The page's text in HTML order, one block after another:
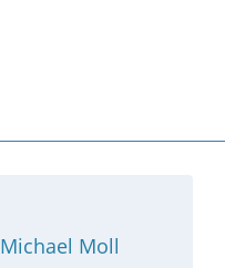
Michael Moll